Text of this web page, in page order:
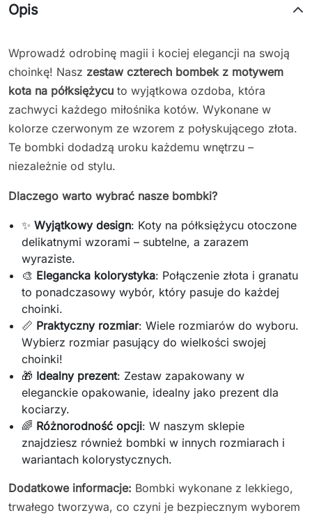
Opis
Wprowadź odrobinę magii i kociej elegancji na swoją
choinkę! Nasz zestaw czterech bombek z motywem
kota na półksiężycu to wyjątkowa ozdoba, która
zachwyci każdego miłośnika kotów. Wykonane w
kolorze czerwonym ze wzorem z połyskującego złota.
Te bombki dodadzą uroku każdemu wnętrzu –
niezależnie od stylu.
Dlaczego warto wybrać nasze bombki?
✨Wyjątkowy design: Koty na półksiężycu otoczone
delikatnymi wzorami – subtelne, a zarazem
wyraziste.
🎨 Elegancka kolorystyka: Połączenie złota i granatu
to ponadczasowy wybór, który pasuje do każdej
choinki.
📏 Praktyczny rozmiar: Wiele rozmiarów do wyboru.
Wybierz rozmiar pasujący do wielkości swojej
choinki!
🎁 Idealny prezent: Zestaw zapakowany w
eleganckie opakowanie, idealny jako prezent dla
kociarzy.
🌈 Różnorodność opcji: W naszym sklepie
znajdziesz również bombki w innych rozmiarach i
wariantach kolorystycznych.
Dodatkowe informacje: Bombki wykonane z lekkiego,
trwałego tworzywa, co czyni je bezpiecznym wyborem